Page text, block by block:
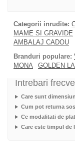
Categorii inrudite:
MAME SI GRAVIDE
AMBALAJ CADOU
Branduri populare:
MONA
GOLDEN
Intrebari
Care sunt
Cum pot returna
Ce modalitati de
Care este timpul de